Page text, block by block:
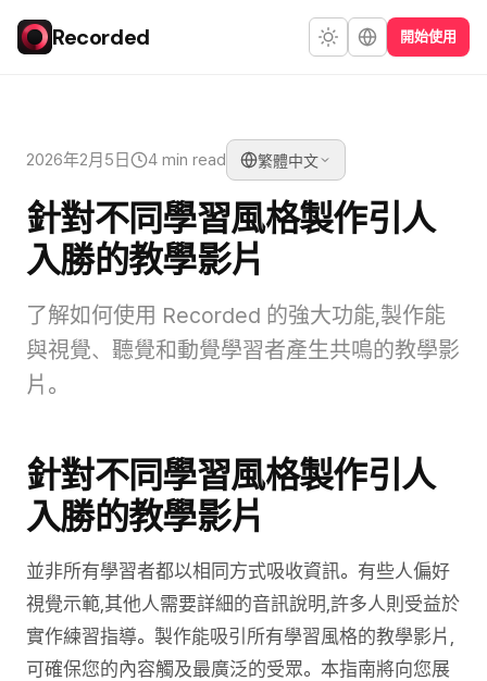
Recorded 開始使用
2026年2月5日 4 min read 繁體中文
針對不同學習風格製作引人
入勝的教學影片
了解如何使用 Recorded 的強大功能,製作能
與視覺、聽覺和動覺學習者產生共鳴的教學影
片。
針對不同學習風格製作引人
入勝的教學影片
並非所有學習者都以相同方式吸收資訊。有些人偏好
視覺示範,其他人需要詳細的音訊說明,許多人則受益於
實作練習指導。製作能吸引所有學習風格的教學影片,
可確保您的內容觸及最廣泛的受眾。本指南將向您展